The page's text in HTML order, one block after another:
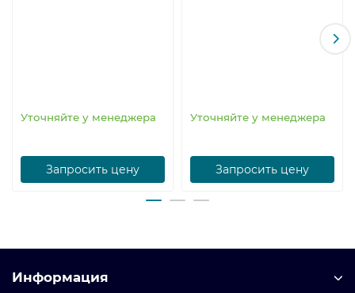
Уточняйте у менеджера
Запросить цену
Уточняйте у менеджера
Запросить цену
Информация